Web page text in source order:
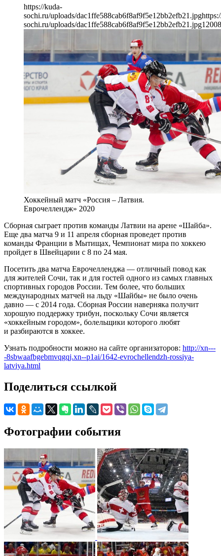
https://kuda-
sochi.ru/uploads/dac1ffe588cab6f8af9f5e12bb2efb21.jpg
sochi.ru/uploads/dac1ffe588cab6f8af9f5e12bb2efb21.jpg1200
Хоккейный матч «Россия – Латвия.
Еврочеллендж» 2020
Сборная сыграет против команды Латвии на арене «Шайба».
Еще два матча 9 и 11 апреля сборная проведет против
команды Франции в Мытищах, Чемпионат мира по хоккею
пройдет в Швейцарии с 8 по 24 мая.
Посетить два матча Еврочелленджа — отличный повод как
для жителей Сочи, так и для гостей одного из самых главных
спортивных городов России. Тем более, что больших
международных матчей на льду «Шайбы» не было очень
давно — с 2014 года. Сборная России наверняка получит
хорошую поддержку трибун, поскольку Сочи является
«хоккейным городом», болельщики которого любят
и разбираются в хоккее.
Узнать подробности можно на сайте организаторов: http://xn---
-8sbwaafbgebmvqgqj.xn--p1ai/1642-evrochellendzh-rossiya-
latviya.html
Поделиться ссылкой
Фотографии события